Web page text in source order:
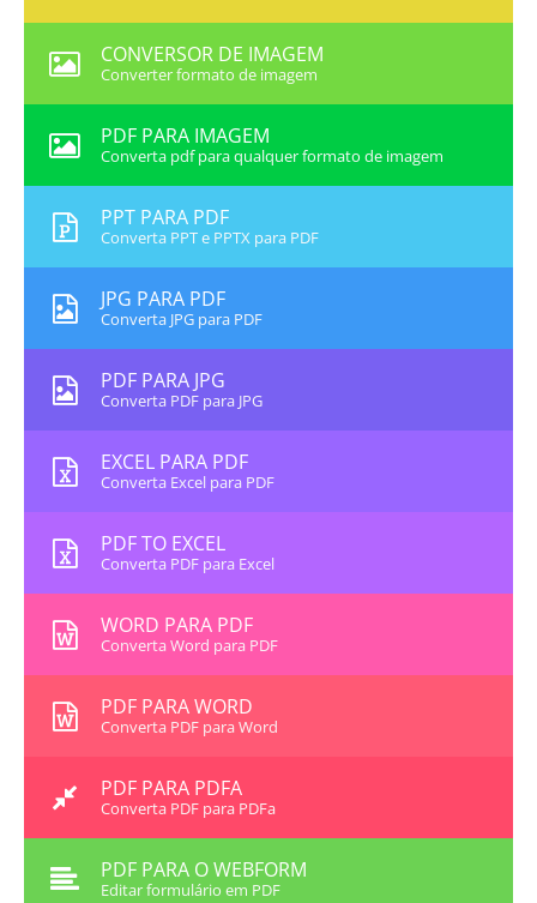
CONVERSOR DE IMAGEM
Converter formato de imagem
PDF PARA IMAGEM
Converta pdf para qualquer formato de imagem
PPT PARA PDF
Converta PPT e PPTX para PDF
JPG PARA PDF
Converta JPG para PDF
PDF PARA JPG
Converta PDF para JPG
EXCEL PARA PDF
Converta Excel para PDF
PDF TO EXCEL
Converta PDF para Excel
WORD PARA PDF
Converta Word para PDF
PDF PARA WORD
Converta PDF para Word
PDF PARA PDFA
Converta PDF para PDFa
PDF PARA O WEBFORM
Editar formulário em PDF